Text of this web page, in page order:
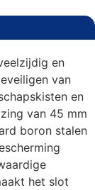
en
van
en
van 45 mm
boron stalen
het slot